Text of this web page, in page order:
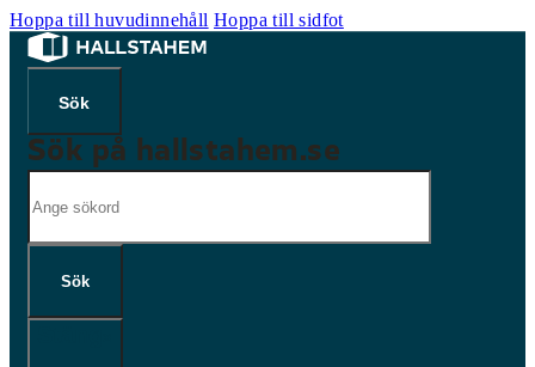
Hoppa till huvudinnehåll Hoppa till sidfot
Sök på hallstahem.se
Sök
Sök